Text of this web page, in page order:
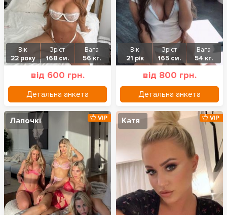
Вік
22 року
Зріст
168 см.
Вага
56 кг.
від 600 грн.
Детальна анкета
Вік
21 рік
Зріст
165 см.
Вага
54 кг.
від 800 грн.
Детальна анкета
Лапочкі VIP Катя VIP